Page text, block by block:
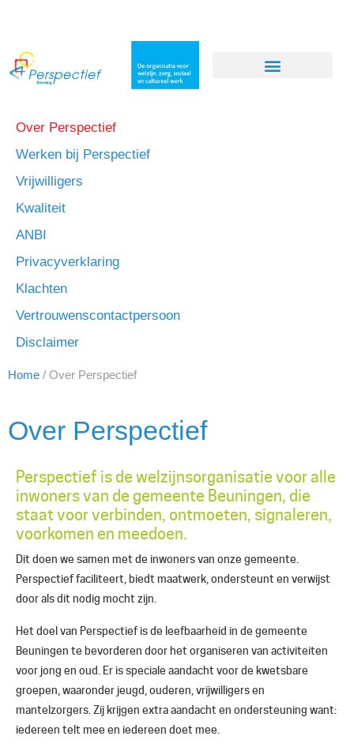
Over Perspectief
Werken bij Perspectief
Vrijwilligers
Kwaliteit
ANBI
Privacyverklaring
Klachten
Vertrouwenscontactpersoon
Disclaimer
Home / Over Perspectief
Over Perspectief
Perspectief is de welzijnsorganisatie voor alle
inwoners van de gemeente Beuningen, die
staat voor verbinden, ontmoeten, signaleren,
voorkomen en meedoen.
Dit doen we samen met de inwoners van onze gemeente.
Perspectief faciliteert, biedt maatwerk, ondersteunt en verwijst
door als dit nodig mocht zijn.
Het doel van Perspectief is de leefbaarheid in de gemeente
Beuningen te bevorderen door het organiseren van activiteiten
voor jong en oud. Er is speciale aandacht voor de kwetsbare
groepen, waaronder jeugd, ouderen, vrijwilligers en
mantelzorgers. Zij krijgen extra aandacht en ondersteuning want:
iedereen telt mee en iedereen doet mee.